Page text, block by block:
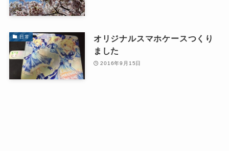
日常
オリジナルスマホケースつくり
ました
2016年9月15日